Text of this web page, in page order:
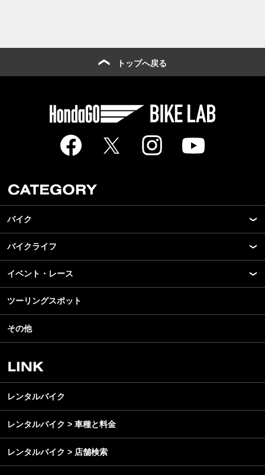
トップへ戻る
バイク
New Model Show
モデル情報
カスタマイズパーツ
テクノロジー
名車・旧車
ビジネス
バイクライフ
アプリ
ライディングギア
ツーリング
アウトドア
レンタルバイク
イベント・レース
モータースポーツ
イベント
スクール・レッスン
ツーリングスポット
その他
レンタルバイク
レンタルバイク > 車種と料金
レンタルバイク > 店舗検索